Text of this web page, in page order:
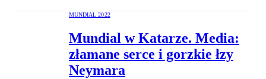
MUNDIAL 2022
Mundial w Katarze. Media:
złamane serce i gorzkie łzy
Neymara